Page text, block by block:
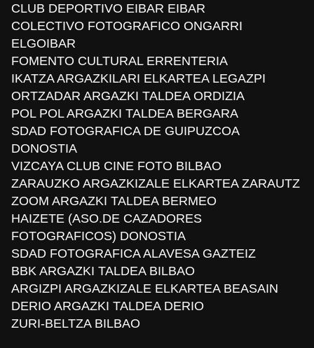
CLUB DEPORTIVO EIBAR EIBAR
COLECTIVO FOTOGRAFICO ONGARRI
ELGOIBAR
FOMENTO CULTURAL ERRENTERIA
IKATZA ARGAZKILARI ELKARTEA LEGAZPI
ORTZADAR ARGAZKI TALDEA ORDIZIA
POL POL ARGAZKI TALDEA BERGARA
SDAD FOTOGRAFICA DE GUIPUZCOA
DONOSTIA
VIZCAYA CLUB CINE FOTO BILBAO
ZARAUZKO ARGAZKIZALE ELKARTEA ZARAUTZ
ZOOM ARGAZKI TALDEA BERMEO
HAIZETE (ASO.DE CAZADORES
FOTOGRAFICOS) DONOSTIA
SDAD FOTOGRAFICA ALAVESA GAZTEIZ
BBK ARGAZKI TALDEA BILBAO
ARGIZPI ARGAZKIZALE ELKARTEA BEASAIN
DERIO ARGAZKI TALDEA DERIO
ZURI-BELTZA BILBAO